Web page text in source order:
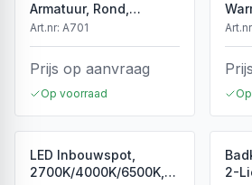
Armatuur, Rond,
Kantelbaar, IP20, Wit
Art.nr: A701
Prijs op aanvraag
Op voorraad
LED Inbouwspot,
2700K/4000K/6500K,
2-